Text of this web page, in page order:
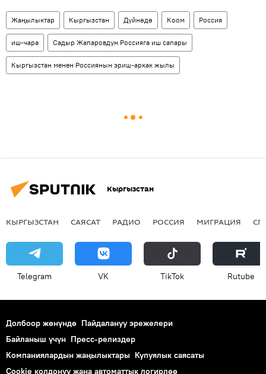
Жаңылыктар Кыргызстан Дүйнөдө Коом Россия
иш-чара Садыр Жапаровдун Россияга иш сапары
Кыргызстан менен Россиянын эриш-аркак жылы
Кыргызстан
КЫРГЫЗСТАН САЯСАТ РАДИО РОССИЯ МИГРАЦИЯ
Telegram VK ТikТоk Rutube
Долбоор жөнүндө Пайдалануу эрежелери
Байланыш үчүн Пресс-релиздер
Компаниялардын жаңылыктары Купуялык саясаты
Cookie колдонуу жана автоматтык логирлөө